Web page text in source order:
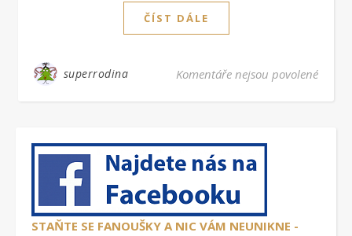
ČÍST DÁLE
superrodina Komentáře nejsou povolenéu
STAŇTE SE FANOUŠKY A NIC VÁM NEUNIKNE -